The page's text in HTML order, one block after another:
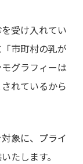
受け入れてい
市町村の乳が
グラフィーは
れているから
象に、プライ
たします。